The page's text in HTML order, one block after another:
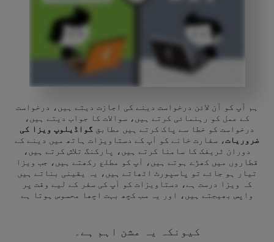
ہم آپ کو آن لائن درخواست دینے کی اجازت دیتے ہیں، درخواست
کے عمل کو رہنمائی کرتے ہیں، سوالات کا جواب دیتے ہیں،
درخواست کو خطا سے پاک کرتے ہیں مطابق گواڈیلوپ ویزا کی
ضروریات، سفارت خانے کو آپ کے دستاویزات ہاتھ میں دینے کے
دوران ٹریفک کا سامنا کرتے ہیں، پارکنگ تلاش کرتے ہیں،
قطاروں میں کھڑے ہوتے ہیں، آپ کو مطلع رکھتے ہیں، جب ویزا
تیار ہو جائے تو پاسپورٹ اٹھاتے ہیں، یہ یقینی بناتے ہیں
کہ ویزا درست ہے، دستاویزات کو آپ کی سفر کے لیے وقت پر
واپس بھیجتے ہیں، اور یہ سب کچھ بہت اچھا محسوس ہوتا ہے
کیونکہ یہ مشن اہم ہے۔